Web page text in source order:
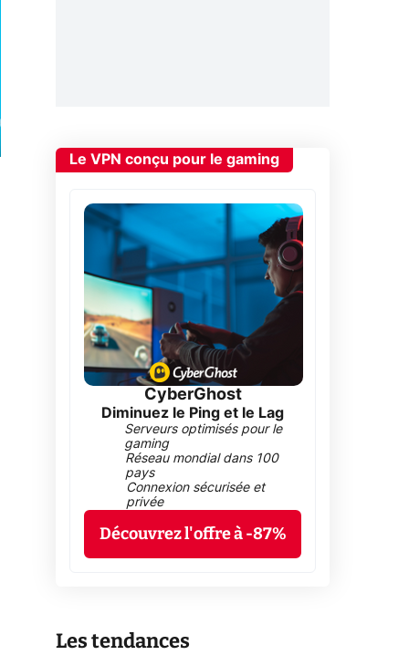
Le VPN conçu pour le gaming
CyberGhost
Diminuez le Ping et le Lag
Serveurs optimisés pour le
gaming
Réseau mondial dans 100
pays
Connexion sécurisée et
privée
Découvrez l'offre à -87%
Les tendances